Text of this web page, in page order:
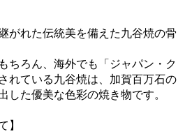
がれた伝統美を備えた九谷焼の骨
ちろん、海外でも「ジャパン・ク
れている九谷焼は、加賀百万石の
した優美な色彩の焼き物です。
】